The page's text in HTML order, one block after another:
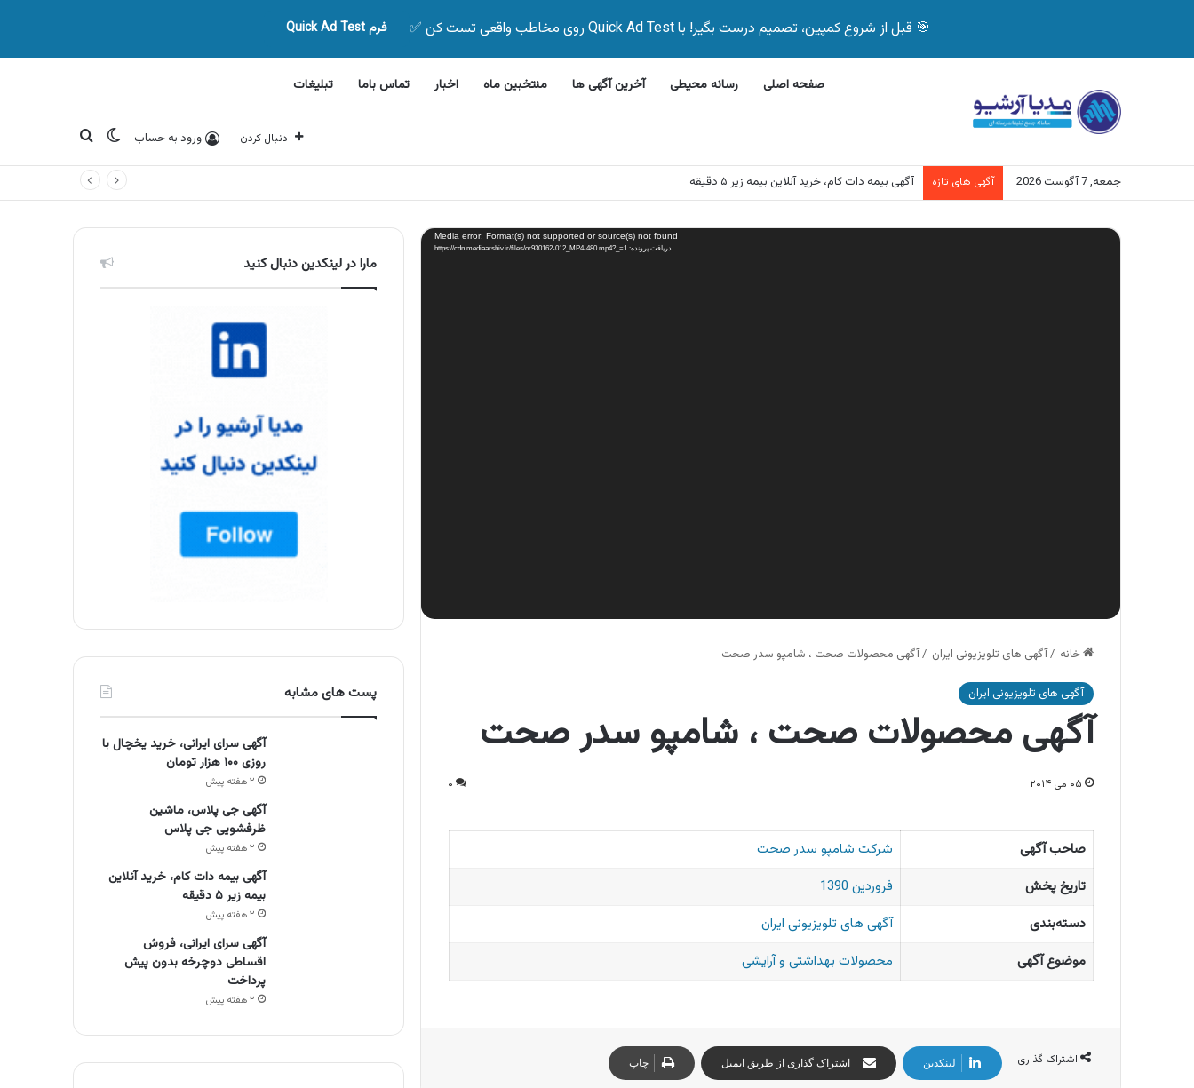
🎯 قبل از شروع کمپین، تصمیم درست بگیر! با Quick Ad Test روی مخاطب واقعی تست کن ✅ فرم Quick Ad Test
صفحه اصلی رسانه محیطی آخرین آگهی ها منتخبین ماه اخبار تماس باما تبلیغات
دنبال کردن ورود به حساب تغییر پوسته
جستجو برای
جمعه, 7 آگوست 2026 آگهی های تازه آگهی بیمه دات کام، خرید آنلاین بیمه زیر ۵ دقیقه
نمایشگر
ویدیو Media error: Format(s) not supported or source(s) not found
دریافت پرونده: https://cdn.mediaarshiv.ir/files/or930162-012_MP4-480.mp4?_=1
خانه /آگهی های تلویزیونی ایران /آگهی محصولات صحت ، شامپو سدر صحت
آگهی های تلویزیونی ایران
آگهی محصولات صحت ، شامپو سدر صحت
۰۵ می ۲۰۱۴ ۰
صاحب آگهی
شرکت شامپو سدر صحت
تاریخ پخش
فروردین 1390
دسته‌بندی
آگهی های تلویزیونی ایران
موضوع آگهی
محصولات بهداشتی و آرایشی
اشتراک گذاری لینکدین اشتراک گذاری از طریق ایمیل چاپ
مارا در لینکدین دنبال کنید
پست های مشابه
آگهی سرای ایرانی، خرید یخچال با
روزی ۱۰۰ هزار تومان
۲ هفته پیش
آگهی جی پلاس، ماشین
ظرفشویی جی پلاس
۲ هفته پیش
آگهی بیمه دات کام، خرید آنلاین
بیمه زیر ۵ دقیقه
۲ هفته پیش
آگهی سرای ایرانی، فروش
اقساطی دوچرخه بدون پیش
پرداخت
۲ هفته پیش